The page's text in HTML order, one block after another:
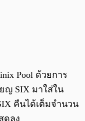
Pool ด้วยการ
ญ SIX มาใส่ใน
คืนได้เต็มจำนวน
ดลง